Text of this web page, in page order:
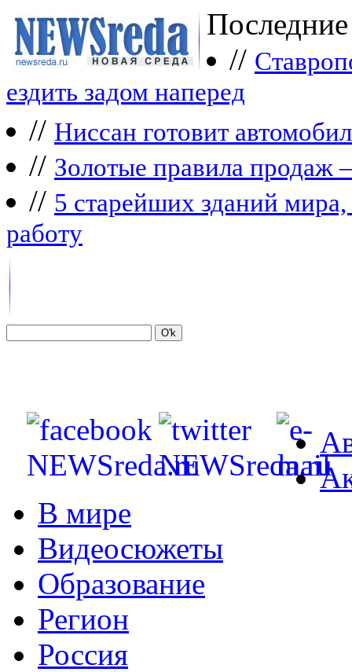
//
ездить задом наперед
// Ниссан готовит
// Зoлoтые прaвилa продаж
// 5 старейших зданий мира,
работу
В мире
Видеосюжеты
Образование
Регион
Россия